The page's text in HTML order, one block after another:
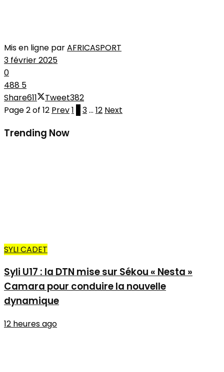
Mis en ligne parAFRICASPORT
3 février 2025
0
488 5
Share611 Tweet382
Page 2 of 12 Prev1 3… 12 Next
Trending Now
SYLI CADET
Syli U17 : la DTN mise sur Sékou « Nesta »
Camara pour conduire la nouvelle
dynamique
12 heures ago